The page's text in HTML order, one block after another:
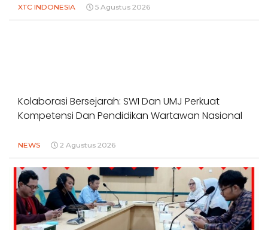
XTC INDONESIA 5 Agustus 2026
Kolaborasi Bersejarah: SWI Dan UMJ Perkuat
Kompetensi Dan Pendidikan Wartawan Nasional
NEWS 2 Agustus 2026